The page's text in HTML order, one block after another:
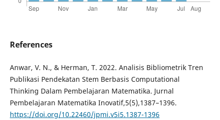
References
Anwar, V. N., & Herman, T. 2022. Analisis Bibliometrik Tren
Publikasi Pendekatan Stem Berbasis Computational
Thinking Dalam Pembelajaran Matematika. Jurnal
Pembelajaran Matematika Inovatif,5(5),1387–1396.
https://doi.org/10.22460/jpmi.v5i5.1387-1396